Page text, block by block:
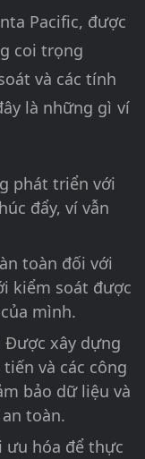
Pacific, được
coi trọng
và các tính
là những gì ví
phát triển với
đẩy, ví vẫn
toàn đối với
kiểm soát được
mình.
Được xây dựng
và các công
bảo dữ liệu và
toàn.
ưu hóa để thực